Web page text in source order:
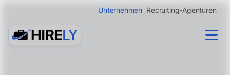
Unternehmen Recruiting-Agenturen